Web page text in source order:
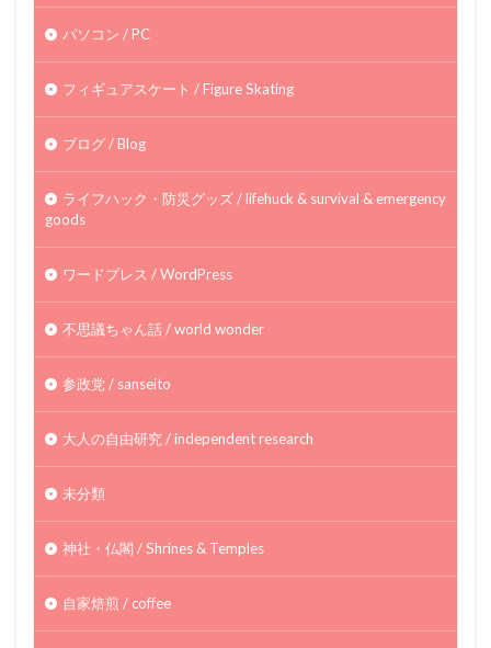
パソコン / PC
フィギュアスケート / Figure Skating
ブログ / Blog
ライフハック・防災グッズ / lifehuck & survival & emergency
goods
ワードプレス / WordPress
不思議ちゃん話 / world wonder
参政党 / sanseito
大人の自由研究 / independent research
未分類
神社・仏閣 / Shrines & Temples
自家焙煎 / coffee